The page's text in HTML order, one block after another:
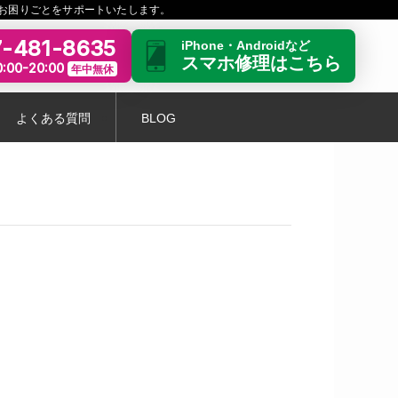
りごとをサポートいたします。
481-8635
20:00 年中無休
iPhone・Androidなど
スマホ修理はこちら
よくある質問 BLOG